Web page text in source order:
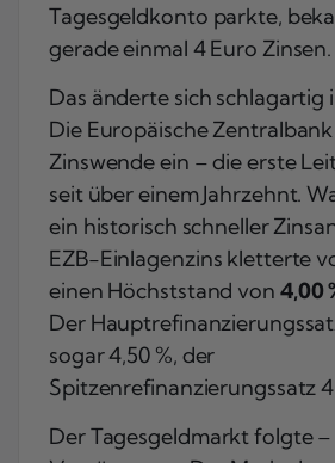
Tagesgeldkonto parkte,
gerade einmal 4 Euro Zinsen.
Das änderte sich schlagartig
Die Europäische
Zinswende ein – die erste
seit über einem Jahrzehnt.
ein historisch schneller
EZB-Einlagenzins kletterte
einen Höchststand von 4,00
Der
sogar 4,50 %, der
Spitzenrefinanzierungssatz
Der Tagesgeldmarkt folgte